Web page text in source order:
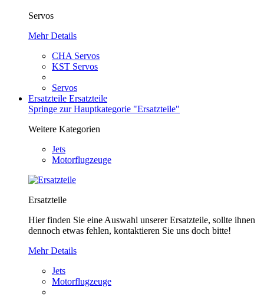
Servos
Mehr Details
CHA Servos
KST Servos
Servos
Ersatzteile Ersatzteile
Springe zur Hauptkategorie "Ersatzteile"
Weitere Kategorien
Jets
Motorflugzeuge
Ersatzteile
Hier finden Sie eine Auswahl unserer Ersatzteile, sollte ihnen
dennoch etwas fehlen, kontaktieren Sie uns doch bitte!
Mehr Details
Jets
Motorflugzeuge